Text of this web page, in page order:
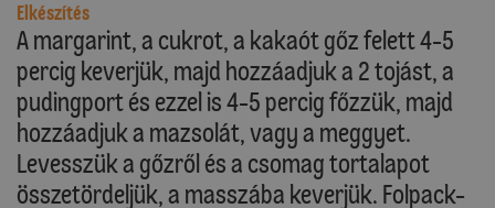
Elkészítés
A margarint, a cukrot, a kakaót gőz felett 4-5
percig keverjük, majd hozzáadjuk a 2 tojást, a
pudingport és ezzel is 4-5 percig főzzük, majd
hozzáadjuk a mazsolát, vagy a meggyet.
Levesszük a gőzről és a csomag tortalapot
összetördeljük, a masszába keverjük. Folpack-